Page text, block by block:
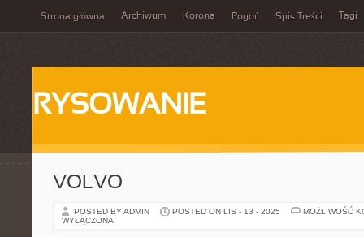
Strona główna Archiwum Korona Pogoń Spis Treści Tagi
RYSOWANIE
VOLVO
POSTED BY ADMIN POSTED ON LIS - 13 - 2025
MOŻLIWOŚĆ
WYŁĄCZONA